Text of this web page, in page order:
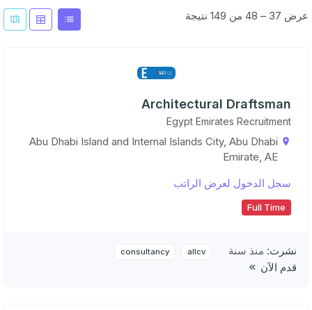
عرض 37 – 48 من 149 نتيجة
Architectural Draftsman
Egypt Emirates Recruitment
Abu Dhabi Island and Internal Islands City, Abu Dhabi
Emirate, AE
سجل الدخول لعرض الراتب
Full Time
نشرت: منذ سنة allcv
consultancy
قدم الآن